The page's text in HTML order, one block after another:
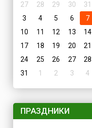
27
28 29 30 31
3
4 5 6 7
10
11 12 13 14
17
18 19 20 21
24
25 26 27 28
31
1 2 3 4
ПРАЗДНИКИ